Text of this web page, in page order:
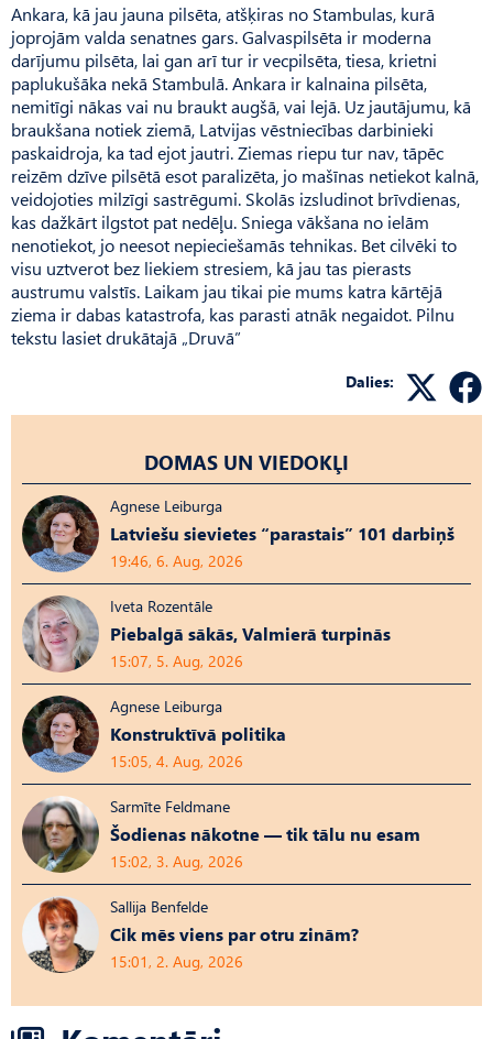
Ankara, kā jau jauna pilsēta, atšķiras no Stambulas, kurā
joprojām valda senatnes gars. Galvaspilsēta ir moderna
darījumu pilsēta, lai gan arī tur ir vecpilsēta, tiesa, krietni
paplukušāka nekā Stambulā. Ankara ir kalnaina pilsēta,
nemitīgi nākas vai nu braukt augšā, vai lejā. Uz jautājumu, kā
braukšana notiek ziemā, Latvijas vēstniecības darbinieki
paskaidroja, ka tad ejot jautri. Ziemas riepu tur nav, tāpēc
reizēm dzīve pilsētā esot paralizēta, jo mašīnas netiekot kalnā,
veidojoties milzīgi sastrēgumi. Skolās izsludinot brīvdienas,
kas dažkārt ilgstot pat nedēļu. Sniega vākšana no ielām
nenotiekot, jo neesot nepieciešamās tehnikas. Bet cilvēki to
visu uztverot bez liekiem stresiem, kā jau tas pierasts
austrumu valstīs. Laikam jau tikai pie mums katra kārtējā
ziema ir dabas katastrofa, kas parasti atnāk negaidot. Pilnu
tekstu lasiet drukātajā „Druvā”
Dalies:
DOMAS UN VIEDOKĻI
Agnese Leiburga
Latviešu sievietes “parastais” 101 darbiņš
19:46, 6. Aug, 2026
Iveta Rozentāle
Piebalgā sākās, Valmierā turpinās
15:07, 5. Aug, 2026
Agnese Leiburga
Konstruktīvā politika
15:05, 4. Aug, 2026
Sarmīte Feldmane
Šodienas nākotne — tik tālu nu esam
15:02, 3. Aug, 2026
Sallija Benfelde
Cik mēs viens par otru zinām?
15:01, 2. Aug, 2026